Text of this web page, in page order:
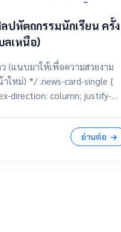
28 มีนาคม 2569
ปหัตถกรรมนักเรียน ครั้ง
ลเหนือ)
(แนบมาให้เพื่อความสวยงาม
card-single {
!important; color: white
อ่านต่อ